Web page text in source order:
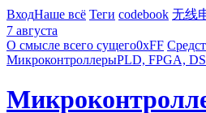
ВходНаше всё Теги codebook 无线
7 августа
О смысле всего сущего0xFF
МикроконтроллерыPLD, FPGA,